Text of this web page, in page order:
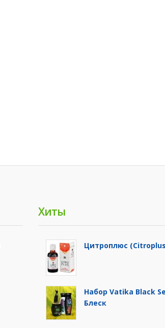
Хиты
Цитроплюс
Набор Vatika Black
Блеск